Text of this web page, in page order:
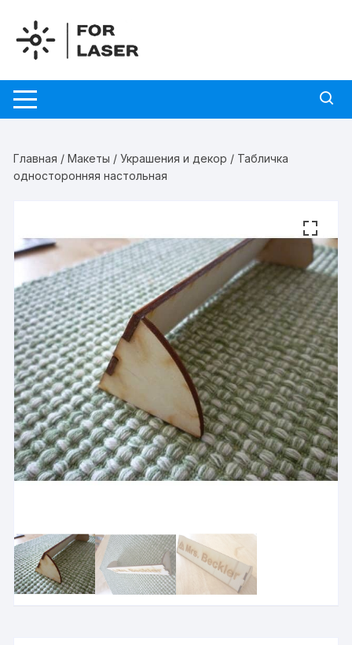
содержимому
Главная /Макеты /Украшения и декор / Табличка
односторонняя настольная